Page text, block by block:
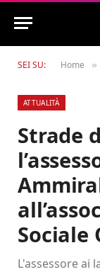
SEI SU: Home »
ATTUALITÀ
Strade
Sociale
L'assessore ai